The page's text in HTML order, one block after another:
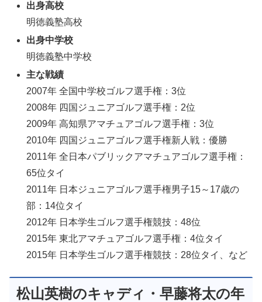
出身高校
明徳義塾高校
出身中学校
明徳義塾中学校
主な戦績
2007年 全国中学校ゴルフ選手権：3位
2008年 四国ジュニアゴルフ選手権：2位
2009年 高知県アマチュアゴルフ選手権：3位
2010年 四国ジュニアゴルフ選手権新人戦：優勝
2011年 全日本パブリックアマチュアゴルフ選手権：
65位タイ
2011年 日本ジュニアゴルフ選手権男子15～17歳の
部：14位タイ
2012年 日本学生ゴルフ選手権競技：48位
2015年 東北アマチュアゴルフ選手権：4位タイ
2015年 日本学生ゴルフ選手権競技：28位タイ、など
松山英樹のキャディ・早藤将太の年